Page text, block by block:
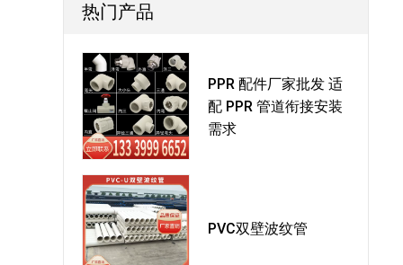
热门产品
PPR 配件厂家批发 适
配 PPR 管道衔接安装
需求
PVC双壁波纹管